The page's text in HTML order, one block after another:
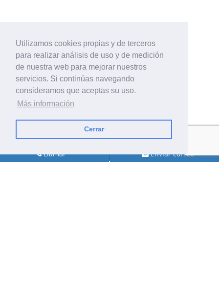
Utilizamos cookies propias y de terceros
para realizar análisis de uso y de medición
de nuestra web para mejorar nuestros
servicios. Si continúas navegando
consideramos que aceptas su uso.
Más información
Cerrar
Llamar Enviar correo